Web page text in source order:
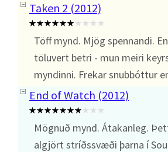
Taken 2 (2012)
Töff mynd. Mjög spennandi.
töluvert betri - mun meiri
myndinni. Frekar snubbóttur
End of Watch (2012)
Mögnuð mynd. Átakanleg.
algjört stríðssvæði þarna í